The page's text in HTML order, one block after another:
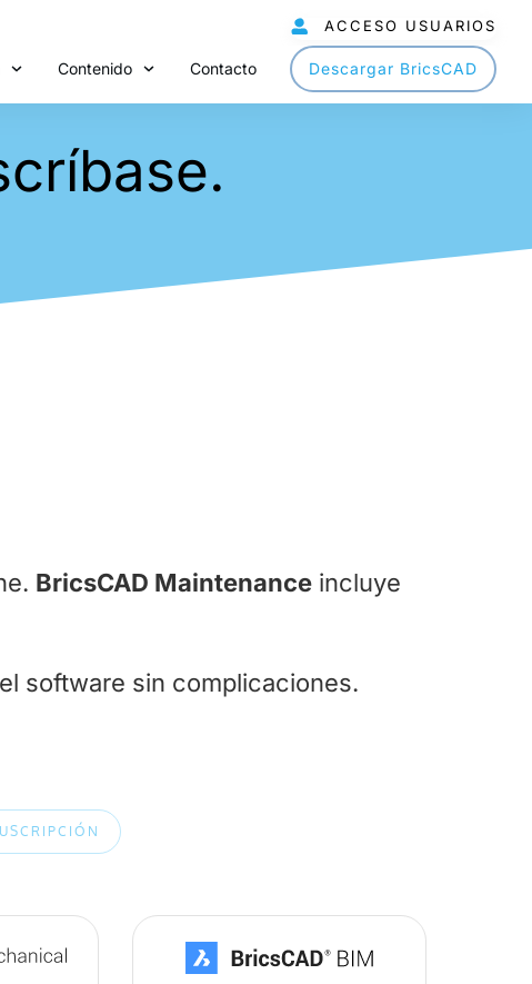
ACCESO USUARIOS
Contenido Contacto Descargar BricsCAD
BricsCAD Maintenanceincluye
software sin complicaciones.